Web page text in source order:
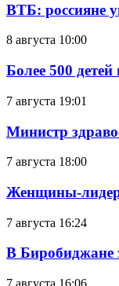
ВТБ: россияне
8 августа 10:00
Более 500
7 августа 19:01
Министр
7 августа 18:00
Женщины-
7 августа 16:24
В Биробиджане